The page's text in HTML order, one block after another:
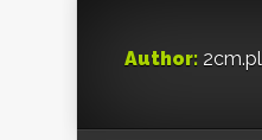
Author: 2cm.pl